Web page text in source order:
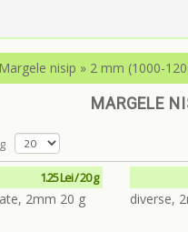
Margele nisip » 2 mm (1000-
MARGELE
1.25 Lei / 20 g